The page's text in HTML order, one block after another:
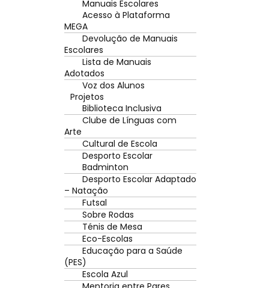
Manuais Escolares
Acesso à Plataforma
MEGA
Devolução de Manuais
Escolares
Lista de Manuais
Adotados
Voz dos Alunos
Projetos
Biblioteca Inclusiva
Clube de Línguas com
Arte
Cultural de Escola
Desporto Escolar
Badminton
Desporto Escolar Adaptado
– Natação
Futsal
Sobre Rodas
Ténis de Mesa
Eco-Escolas
Educação para a Saúde
(PES)
Escola Azul